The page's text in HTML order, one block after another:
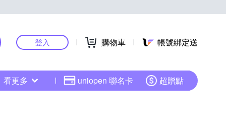
登入 購物車 帳號綁定送
看更多 uniopen 聯名卡 超贈點